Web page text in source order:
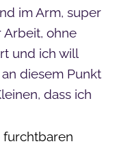
im Arm, super
ohne
und ich will
diesem Punkt
dass ich
furchtbaren